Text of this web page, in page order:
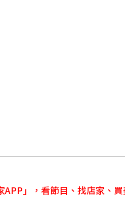
APP」，看節目、找店家、